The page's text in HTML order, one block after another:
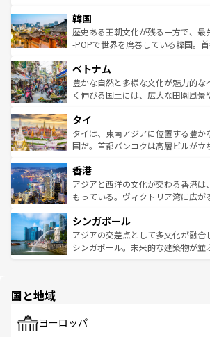
ワイを、存分に味わってほしい。 なお、新着のハワイ情報
はコンテンツ一覧を参照してほしい
いる。アクティビティも充実してお
ビング、ハイキングなど、アウトド
い。オーストラリアの多彩な魅力を
参照してほしい。
ン）、静ひつな山岳地帯である台湾
と山間の静けさが共存しており、訪
驚きをもたらしてくれる。また、奥
容にもいいと評判のスイーツなど、
が味わえる。 なお、新着の台湾情
照してほしい。
韓国
歴史ある王朝文化が残る一方で、最
-POPで世界を席巻している韓国。
き、地方に足を延ばせば四季折々の
できる。そして、キムチや焼肉、絶
まで、さまざまな韓国料理が待って
リティに包まれながら、韓国の多彩
わってみてほしい。 なお、
覧を参照してほしい。
ベトナム
豊かな自然と多様な文化が魅力的な
く伸びる国土には、広大な田園風景
急速な発展と共に伝統が息づく。ハ
ーチミン市のフランス統治時代の建
醸し出している。また、バラエティ
とつ。フォーやバインミー、ベトナ
ひ現地で味わいたい。どの地域を訪
が旅行者を迎えてくれるので、きっ
参照してほしい。
タイ
タイは、東南アジアに位置する豊か
国だ。首都バンコクは高層ビルが立
の活気が交差している。北部ではチ
帯で自然と触れ合い、南部ではプー
いビーチでリゾート気分を楽しむこ
激する。気候は一年中温暖で、どの
が待っている。親しみやすいタイの
た文化、そして多様な観光資源が、
香港
アジアと西洋の文化が交わる香港は
もっている。ヴィクトリア湾に広が
み、どこを訪れても感動するはず。
ており、効率よく見どころを回れる
うな絶景から文化的な体験まで、香
シンガポール
アジアの交差点として多文化が融合
シンガポール。未来的な建築物が並
で、ホーカーズは地元の風情を楽し
国と地域
ヨーロッパ